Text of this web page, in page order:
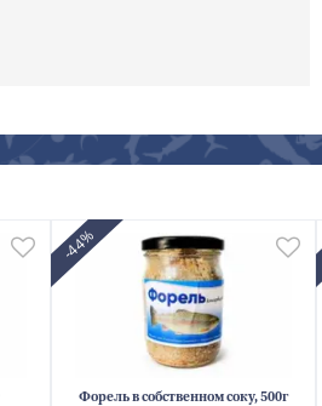
-44%
Форель в собственном соку, 500г